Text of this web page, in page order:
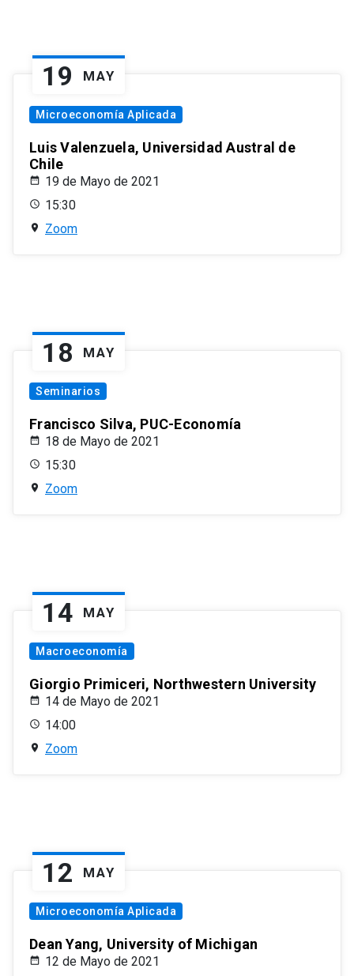
19 MAY
Microeconomía Aplicada
Luis Valenzuela, Universidad Austral de
Chile
19 de Mayo de 2021
15:30
Zoom
18 MAY
Seminarios
Francisco Silva, PUC-Economía
18 de Mayo de 2021
15:30
Zoom
14 MAY
Macroeconomía
Giorgio Primiceri, Northwestern University
14 de Mayo de 2021
14:00
Zoom
12 MAY
Microeconomía Aplicada
Dean Yang, University of Michigan
12 de Mayo de 2021